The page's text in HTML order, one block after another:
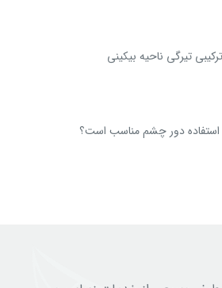
استفاده دور چشم مناسب است؟